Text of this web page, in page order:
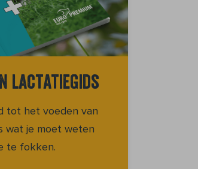
lactatiegids
tot het voeden van
wat je moet weten
te fokken.